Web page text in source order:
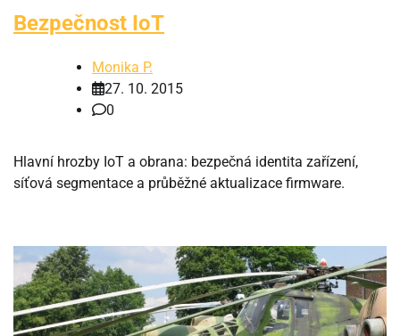
Bezpečnost IoT
Monika P.
27. 10. 2015
0
Hlavní hrozby IoT a obrana: bezpečná identita zařízení,
síťová segmentace a průběžné aktualizace firmware.